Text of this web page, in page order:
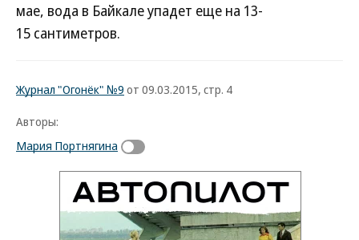
мае, вода в Байкале упадет еще на 13-
15 сантиметров.
Журнал "Огонёк" №9 от 09.03.2015, стр. 4
Авторы:
Мария Портнягина